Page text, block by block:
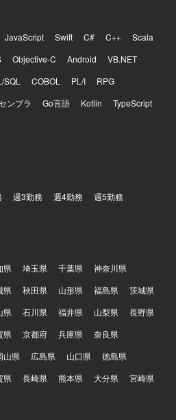
JavaScript Swift C# C++
Scala
Objective-C Android
VB.NET
SQL COBOL PL/I
RPG
ンブラ Go言語 Kotlin
TypeScript
週3勤務 週4勤務 週5勤務
県 埼玉県 千葉県
神奈川県
県 秋田県 山形県 福島県
茨城県
県 石川県 福井県 山梨県
長野県
県 京都府 兵庫県
奈良県
山県 広島県 山口県
徳島県
県 長崎県 熊本県 大分県
宮崎県